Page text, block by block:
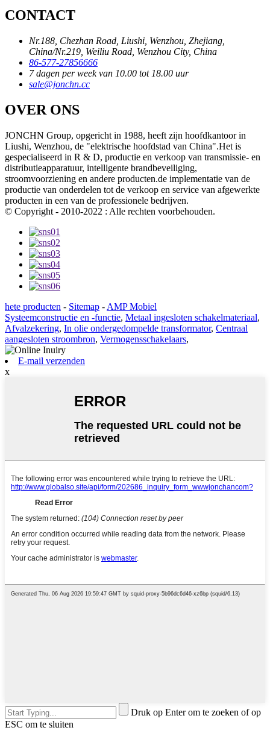
CONTACT
Nr.188, Chezhan Road, Liushi, Wenzhou, Zhejiang,
China/Nr.219, Weiliu Road, Wenzhou City, China
86-577-27856666
7 dagen per week van 10.00 tot 18.00 uur
sale@jonchn.cc
OVER ONS
JONCHN Group, opgericht in 1988, heeft zijn hoofdkantoor in
Liushi, Wenzhou, de "elektrische hoofdstad van China".Het is
gespecialiseerd in R & D, productie en verkoop van transmissie- en
distributieapparatuur, intelligente brandbeveiliging,
stroomvoorziening en andere producten.de implementatie van de
productie van onderdelen tot de verkoop en service van afgewerkte
producten in een van de professionele bedrijven.
© Copyright - 2010-2022 : Alle rechten voorbehouden.
hete producten - Sitemap - AMP Mobiel
Systeemconstructie en -functie, Metaal ingesloten schakelmateriaal,
Afvalzekering, In olie ondergedompelde transformator, Centraal
aangesloten stroombron, Vermogensschakelaars,
E-mail verzenden
x
Druk op Enter om te zoeken of op
ESC om te sluiten